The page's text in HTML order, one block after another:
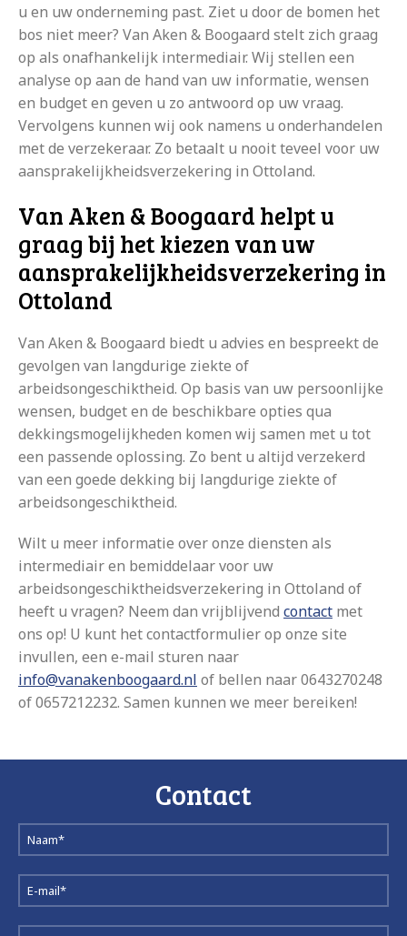
u en uw onderneming past. Ziet u door de bomen het
bos niet meer? Van Aken & Boogaard stelt zich graag
op als onafhankelijk intermediair. Wij stellen een
analyse op aan de hand van uw informatie, wensen
en budget en geven u zo antwoord op uw vraag.
Vervolgens kunnen wij ook namens u onderhandelen
met de verzekeraar. Zo betaalt u nooit teveel voor uw
aansprakelijkheidsverzekering in Ottoland.
Van Aken & Boogaard helpt u
graag bij het kiezen van uw
aansprakelijkheidsverzekering in
Ottoland
Van Aken & Boogaard biedt u advies en bespreekt de
gevolgen van langdurige ziekte of
arbeidsongeschiktheid. Op basis van uw persoonlijke
wensen, budget en de beschikbare opties qua
dekkingsmogelijkheden komen wij samen met u tot
een passende oplossing. Zo bent u altijd verzekerd
van een goede dekking bij langdurige ziekte of
arbeidsongeschiktheid.
Wilt u meer informatie over onze diensten als
intermediair en bemiddelaar voor uw
arbeidsongeschiktheidsverzekering in Ottoland of
heeft u vragen? Neem dan vrijblijvend contact met
ons op! U kunt het contactformulier op onze site
invullen, een e-mail sturen naar
info@vanakenboogaard.nl of bellen naar 0643270248
of 0657212232. Samen kunnen we meer bereiken!
Contact